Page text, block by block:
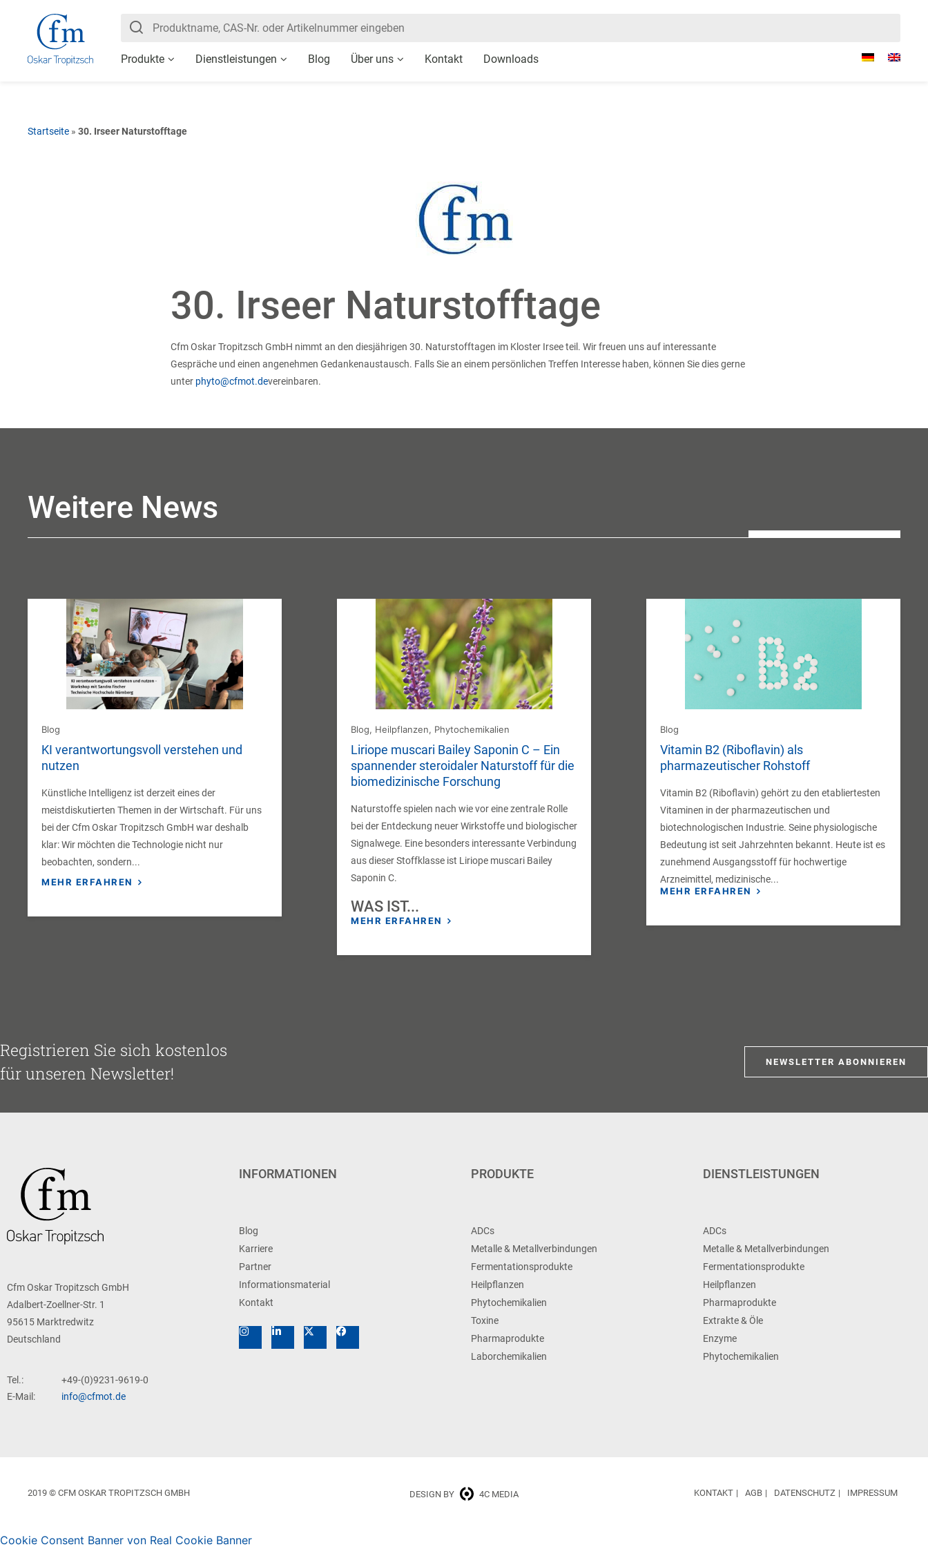
Produkte Dienstleistungen Blog Über uns Kontakt Downloads
Startseite » 30. Irseer Naturstofftage
30. Irseer Naturstofftage
Cfm Oskar Tropitzsch GmbH nimmt an den diesjährigen 30. Naturstofftagen im Kloster Irsee teil. Wir freuen uns auf interessante
Gespräche und einen angenehmen Gedankenaustausch. Falls Sie an einem persönlichen Treffen Interesse haben, können Sie dies gerne
unter phyto@cfmot.devereinbaren.
Weitere News
Blog
KI verantwortungsvoll verstehen und
nutzen
Künstliche Intelligenz ist derzeit eines der
meistdiskutierten Themen in der Wirtschaft. Für uns
bei der Cfm Oskar Tropitzsch GmbH war deshalb
klar: Wir möchten die Technologie nicht nur
beobachten, sondern...
MEHR ERFAHREN
Blog, Heilpflanzen, Phytochemikalien
Liriope muscari Bailey Saponin C – Ein
spannender steroidaler Naturstoff für die
biomedizinische Forschung
Naturstoffe spielen nach wie vor eine zentrale Rolle
bei der Entdeckung neuer Wirkstoffe und biologischer
Signalwege. Eine besonders interessante Verbindung
aus dieser Stoffklasse ist Liriope muscari Bailey
Saponin C.
WAS IST...
MEHR ERFAHREN
Blog
Vitamin B2 (Riboflavin) als
pharmazeutischer Rohstoff
Vitamin B2 (Riboflavin) gehört zu den etabliertesten
Vitaminen in der pharmazeutischen und
biotechnologischen Industrie. Seine physiologische
Bedeutung ist seit Jahrzehnten bekannt. Heute ist es
zunehmend Ausgangsstoff für hochwertige
Arzneimittel, medizinische...
MEHR ERFAHREN
Registrieren Sie sich kostenlos
für unseren Newsletter!
NEWSLETTER ABONNIEREN
Cfm Oskar Tropitzsch GmbH
Adalbert-Zoellner-Str. 1
95615 Marktredwitz
Deutschland
Tel.:
+49-(0)9231-9619-0
E-Mail:
info@cfmot.de
INFORMATIONEN
Blog
Karriere
Partner
Informationsmaterial
Kontakt
PRODUKTE
ADCs
Metalle & Metallverbindungen
Fermentationsprodukte
Heilpflanzen
Phytochemikalien
Toxine
Pharmaprodukte
Laborchemikalien
DIENSTLEISTUNGEN
ADCs
Metalle & Metallverbindungen
Fermentationsprodukte
Heilpflanzen
Pharmaprodukte
Extrakte & Öle
Enzyme
Phytochemikalien
2019 © CFM OSKAR TROPITZSCH GMBH DESIGN BY 4C MEDIA KONTAKT AGB DATENSCHUTZ IMPRESSUM
Cookie Consent Banner von Real Cookie Banner